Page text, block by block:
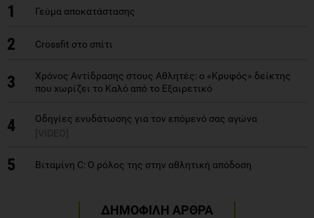
1 Γεύμα αποκατάστασης
2 Crossfit στο σπίτι
3
Χρόνος Αντίδρασης στους Αθλητές: ο «Κρυφός» δείκτης
που χωρίζει το Καλό από το Εξαιρετικό
4
Οδηγίες ενυδάτωσης για τον επόμενό σας αγώνα
[VIDEO]
5 Bιταμίνη C: Ο ρόλος της στην αθλητική απόδοση
ΔΗΜΟΦΙΛΗ ΑΡΘΡΑ